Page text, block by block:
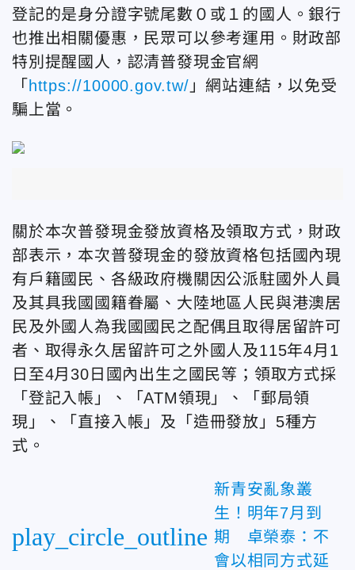
登記的是身分證字號尾數０或１的國人。銀行
也推出相關優惠，民眾可以參考運用。 財政部
特別提醒國人，認清普發現金官網
「 https://10000.gov.tw/ 」網站連結，以免受
騙上當。
關於本次普發現金發放資格及領取方式，財政
部表示，本次普發現金的發放資格包括國內現
有戶籍國民、各級政府機關因公派駐國外人員
及其具我國國籍眷屬、大陸地區人民與港澳居
民及外國人為我國國民之配偶且取得居留許可
者、取得永久居留許可之外國人及115年4月1
日至4月30日國內出生之國民等；領取方式採
「登記入帳」、「ATM領現」、「郵局領
現」、「直接入帳」及「造冊發放」5種方
式。
play_circle_outline
新青安亂象叢
生！明年7月到
期 卓榮泰：不
會以相同方式延